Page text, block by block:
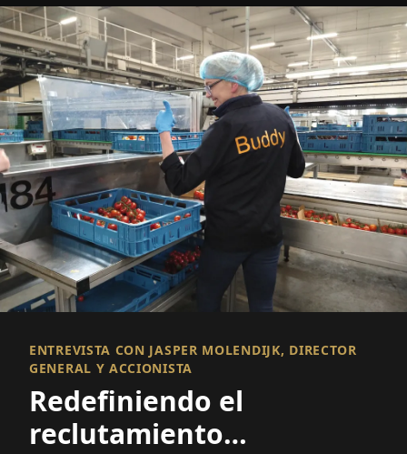
ENTREVISTA CON JASPER MOLENDIJK, DIRECTOR
GENERAL Y ACCIONISTA
Redefiniendo el
reclutamiento